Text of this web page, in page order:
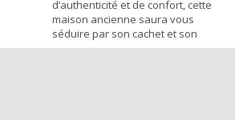
d’authenticité et de confort, cette
maison ancienne saura vous
séduire par son cachet et son
agencement fonctionnel. Élevée sur